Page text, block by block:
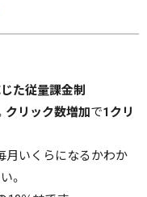
た従量課金制
クリック数増加で1クリ
月いくらになるかわか
。